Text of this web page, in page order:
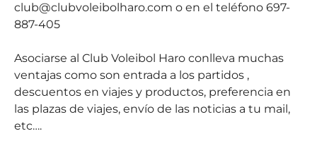
club@clubvoleibolharo.com o en el teléfono 697-
887-405
Asociarse al Club Voleibol Haro conlleva muchas
ventajas como son entrada a los partidos ,
descuentos en viajes y productos, preferencia en
las plazas de viajes, envío de las noticias a tu mail,
etc….